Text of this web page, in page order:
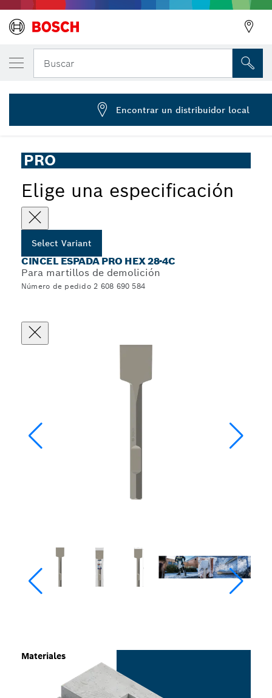
Buscar
... Cincel pala PRO Hex 28-4C
PRO
Elige una especificación
Select Variant
CINCEL ESPADA PRO HEX 28-4C
Para martillos de demolición
Número de pedido 2 608 690 584
Materiales
Cincel espada PRO HEX-4C de 28 mm, 80
2 608 690 584
Encontrar un distribuidor local